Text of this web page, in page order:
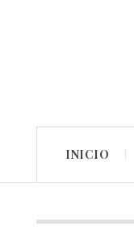
INICIO